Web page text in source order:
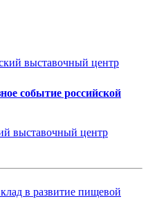
событие российской
выставочный центр